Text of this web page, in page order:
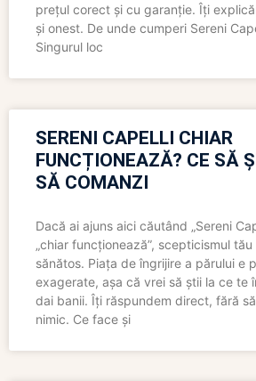
prețul corect și cu garanție. Îți
și onest. De unde cumperi Sereni
Singurul loc
SERENI CAPELLI CHIAR
FUNCȚIONEAZĂ? CE SĂ
SĂ COMANZI
Dacă ai ajuns aici căutând „Sereni
„chiar funcționează”, scepticismul
sănătos. Piața de îngrijire a părului e
exagerate, așa că vrei să știi la ce te
dai banii. Îți răspundem direct, fără
nimic. Ce face și